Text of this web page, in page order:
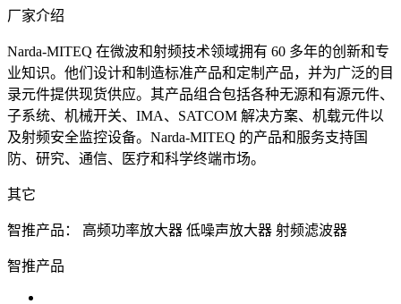
厂家介绍
Narda-MITEQ 在微波和射频技术领域拥有 60 多年的创新和专
业知识。他们设计和制造标准产品和定制产品，并为广泛的目
录元件提供现货供应。其产品组合包括各种无源和有源元件、
子系统、机械开关、IMA、SATCOM 解决方案、机载元件以
及射频安全监控设备。Narda-MITEQ 的产品和服务支持国
防、研究、通信、医疗和科学终端市场。
其它
智推产品： 高频功率放大器 低噪声放大器 射频滤波器
智推产品